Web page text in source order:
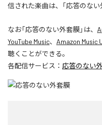
信された楽曲は、「応答のない
なお「応答のない外套膜」は、
YouTube Music、 Amazon Music
聴くことができる。
各配信サービス： 応答のない